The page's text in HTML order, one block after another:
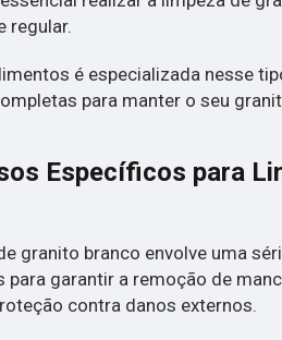
regular.
é especializada nesse
para manter o seu
Específicos para
granito branco envolve uma
para garantir a remoção de
contra danos externos.